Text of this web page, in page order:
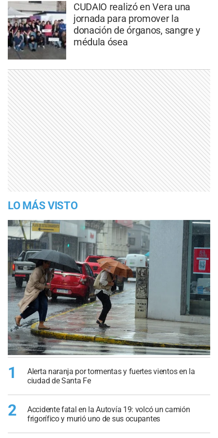
CUDAIO realizó en Vera una
jornada para promover la
donación de órganos, sangre y
médula ósea
LO MÁS VISTO
1
Alerta naranja por tormentas y fuertes vientos en la
ciudad de Santa Fe
2
Accidente fatal en la Autovía 19: volcó un camión
frigorífico y murió uno de sus ocupantes